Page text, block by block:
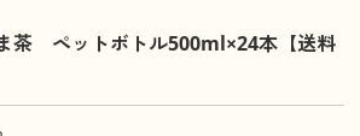
茶 ペットボトル500ml×24本【送料